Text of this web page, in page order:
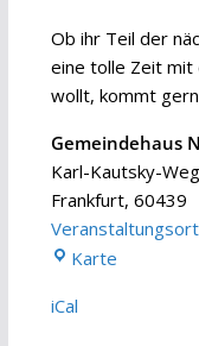
Ob ihr Teil der
eine tolle Zeit mit
wollt, kommt
Gemeindehaus
Karl-Kautsky-
Frankfurt, 60439
Karte
iCal